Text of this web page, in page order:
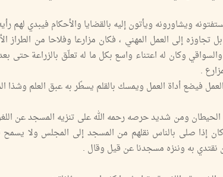
ويشاورونه ويأتون إليه بالقضايا والأحكام فيبدي لهم
إلى العمل المهني ، فكان مزارعا وفلاحا من الطراز
وكان له اعتناء واسع بكل ما له تعلّق بالزراعة حتى
.
فيضع أداة العمل ويمسك بالقلم يسطّر به عبق العلم وشذا
ومن شديد حرصه رحمه الله على تنزيه المسجد عن
إذا صلى بالناس نقلهم من المسجد إلى المجلس ولا
نقتدي به وننزه مسجدنا عن قيل وقال .